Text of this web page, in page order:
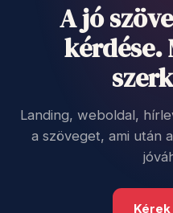
A jó
kérdése.
Landing, weboldal,
a szöveget, ami után